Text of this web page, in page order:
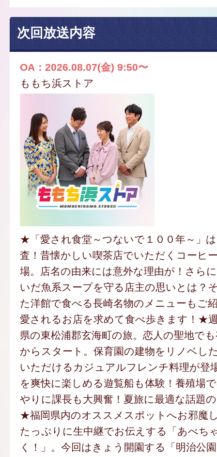
次回放送内容
OA：2026.08.07(金) 9:50〜
ももち浜ストア
★「愛され食堂～つないで１００年～」
査！昔懐かしい喫茶店でいただくコーヒ
場。店名の由来には意外な理由が！さら
いだ魚系スープを守る店主の思いとは？
た洋館で食べる長崎名物のメニューもご
愛されるお店を求めて食べ歩きます！★
県の東松浦郡玄海町の旅。恋人の聖地で
からスタート。保育園の建物をリノベし
いただけるカジュアルフレンチ料理が登
を爽快に楽しめる遊覧船も体験！養殖場
やりに課長も大興奮！夏旅に最適な話題
★福岡県内のオススメスポットへお邪魔
たっぷりに生中継でお伝えする「あべち
く！」。今回はきょう開園する「明治公